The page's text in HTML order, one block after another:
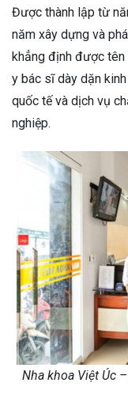
Được thành lập từ
năm xây dựng và
khẳng định được
y bác sĩ dày dặn
quốc tế và dịch vụ
nghiệp.
Nha khoa Việt Úc